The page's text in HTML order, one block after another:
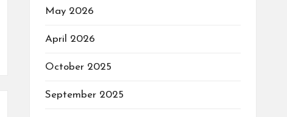
May 2026
April 2026
October 2025
September 2025